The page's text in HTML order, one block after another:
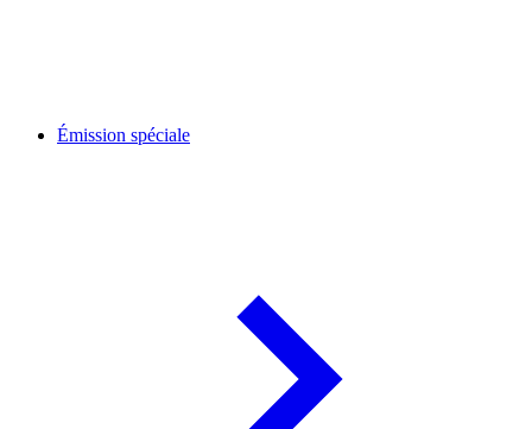
Émission spéciale